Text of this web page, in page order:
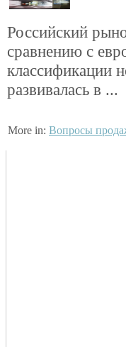
Российский
сравнению с
классификации
развивалась в ...
More in: Вопросы